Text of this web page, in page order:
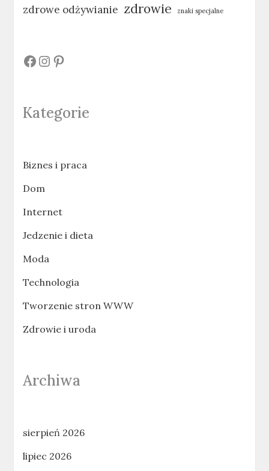
zdrowe odżywianie zdrowie znaki specjalne
# # #
Kategorie
Biznes i praca
Dom
Internet
Jedzenie i dieta
Moda
Technologia
Tworzenie stron WWW
Zdrowie i uroda
Archiwa
sierpień 2026
lipiec 2026